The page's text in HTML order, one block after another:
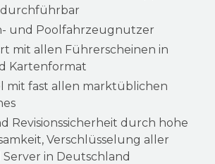
und Poolfahrzeugnutzer
mit allen Führerscheinen in
Kartenformat
mit fast allen marktüblichen
Revisionssicherheit durch hohe
Verschlüsselung aller
in Deutschland